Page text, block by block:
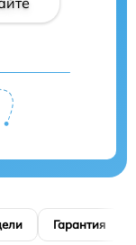
Гарантия